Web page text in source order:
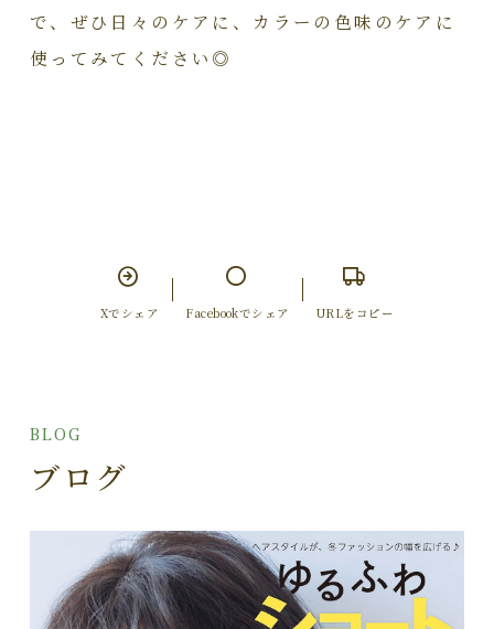
で、ぜひ日々のケアに、カラーの色味のケアに
使ってみてください◎
Xでシェア Facebookでシェア URLをコピー
BLOG
ブログ